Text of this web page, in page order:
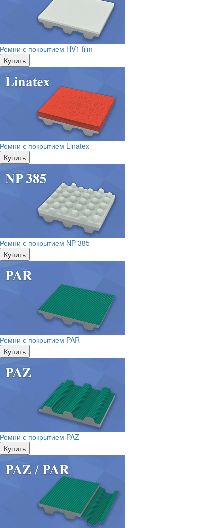
Ремни с покрытием HV1 film
Купить
Ремни с покрытием Linatex
Купить
Ремни с покрытием NP 385
Купить
Ремни с покрытием PAR
Купить
Ремни с покрытием PAZ
Купить